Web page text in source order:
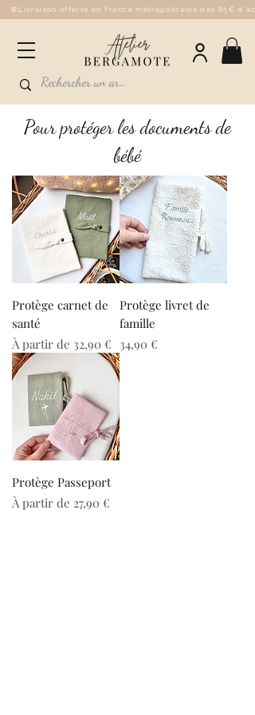
🌸Livraison offerte en France métropolitaine dès 85€
Pour protéger les documents de
bébé
Protège carnet de
santé
À partir de 32,90 €
Prix promotionnel
Protège livret de
famille
Prix
34,90 €
Protège Passeport
À partir de 27,90 €
Prix promotionnel